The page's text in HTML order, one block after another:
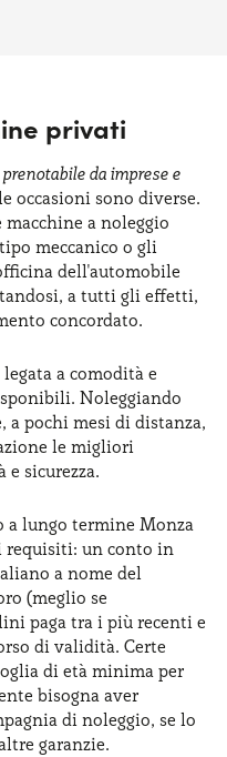
privati
da imprese e
occasioni sono diverse.
a noleggio
meccanico o gli
dell'automobile
a tutti gli effetti,
concordato.
a comodità e
Noleggiando
pochi mesi di distanza,
le migliori
sicurezza.
a lungo termine Monza
requisiti: un conto in
a nome del
(meglio se
paga tra i più recenti e
di validità. Certe
di età minima per
bisogna aver
di noleggio, se lo
garanzie.